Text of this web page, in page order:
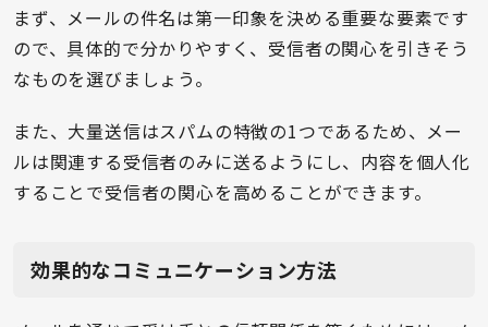
まず、メールの件名は第一印象を決める重要な要素です
ので、具体的で分かりやすく、受信者の関心を引きそう
なものを選びましょう。
また、大量送信はスパムの特徴の1つであるため、メー
ルは関連する受信者のみに送るようにし、内容を個人化
することで受信者の関心を高めることができます。
効果的なコミュニケーション方法